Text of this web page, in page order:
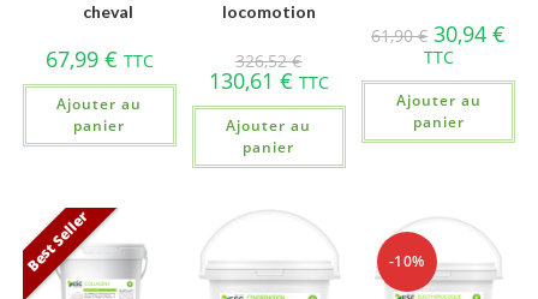
cheval
67,99 € TTC
Ajouter au
panier
locomotion
326,52€
130,61 € TTC
Ajouter au
panier
61,90€ 30,94€
TTC
Ajouter au
panier
Best Seller -10%